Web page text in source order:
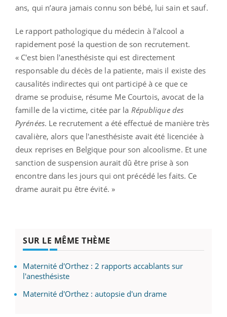
ans, qui n’aura jamais connu son bébé, lui sain et sauf.
Le rapport pathologique du médecin à l’alcool a
rapidement posé la question de son recrutement.
« C'est bien l'anesthésiste qui est directement
responsable du décès de la patiente, mais il existe des
causalités indirectes qui ont participé à ce que ce
drame se produise, résume Me Courtois, avocat de la
famille de la victime, citée par la République des
Pyrénées. Le recrutement a été effectué de manière très
cavalière, alors que l'anesthésiste avait été licenciée à
deux reprises en Belgique pour son alcoolisme. Et une
sanction de suspension aurait dû être prise à son
encontre dans les jours qui ont précédé les faits. Ce
drame aurait pu être évité. »
SUR LE MÊME THÈME
Maternité d'Orthez : 2 rapports accablants sur
l'anesthésiste
Maternité d'Orthez : autopsie d'un drame